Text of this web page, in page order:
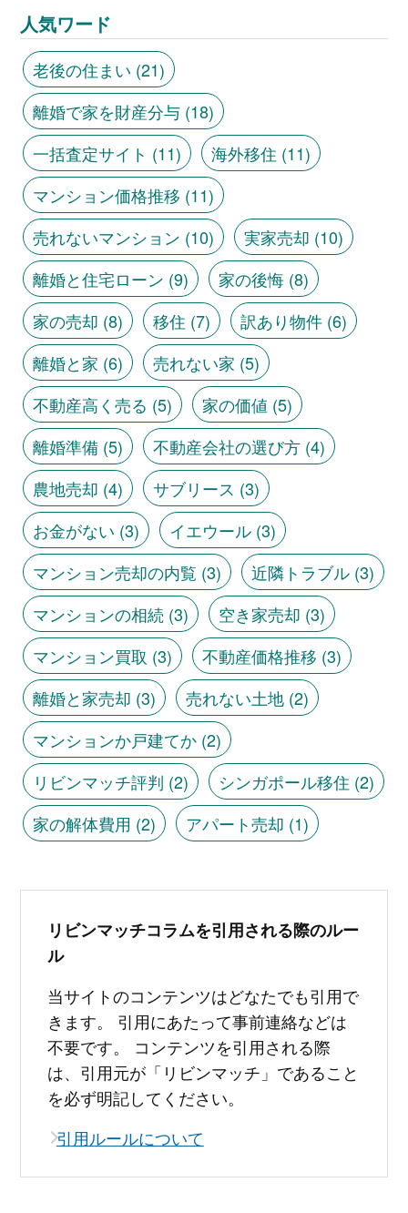
人気ワード
老後の住まい (21)
離婚で家を財産分与(18)
一括査定サイト (11) 海外移住 (11)
マンション価格推移 (11)
売れないマンション (10) 実家売却 (10)
離婚と住宅ローン (9) 家の後悔(8)
家の売却 (8) 移住 (7) 訳あり物件(6)
離婚と家 (6) 売れない家 (5)
不動産高く売る (5) 家の価値 (5)
離婚準備(5) 不動産会社の選び方(4)
農地売却 (4) サブリース (3)
お金がない (3) イエウール(3)
マンション売却の内覧 (3) 近隣トラブル(3)
マンションの相続(3) 空き家売却 (3)
マンション買取 (3) 不動産価格推移 (3)
離婚と家売却 (3) 売れない土地(2)
マンションか戸建てか(2)
リビンマッチ評判 (2) シンガポール移住 (2)
家の解体費用 (2) アパート売却 (1)
リビンマッチコラムを引用される際のルー
ル
当サイトのコンテンツはどなたでも引用で
きます。 引用にあたって事前連絡などは
不要です。 コンテンツを引用される際
は、引用元が「リビンマッチ」であること
を必ず明記してください。
引用ルールについて